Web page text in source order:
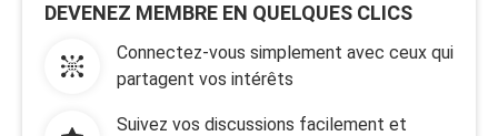
DEVENEZ MEMBRE EN QUELQUES CLICS
Connectez-vous simplement avec ceux qui
partagent vos intérêts
Suivez vos discussions facilement et